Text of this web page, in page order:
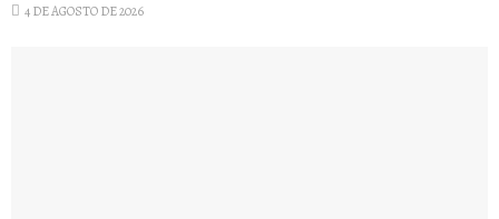
4 DE AGOSTO DE 2026